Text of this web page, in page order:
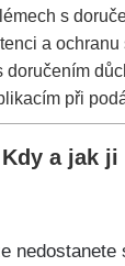
s
a ochranu
doručením
při
a jak ji